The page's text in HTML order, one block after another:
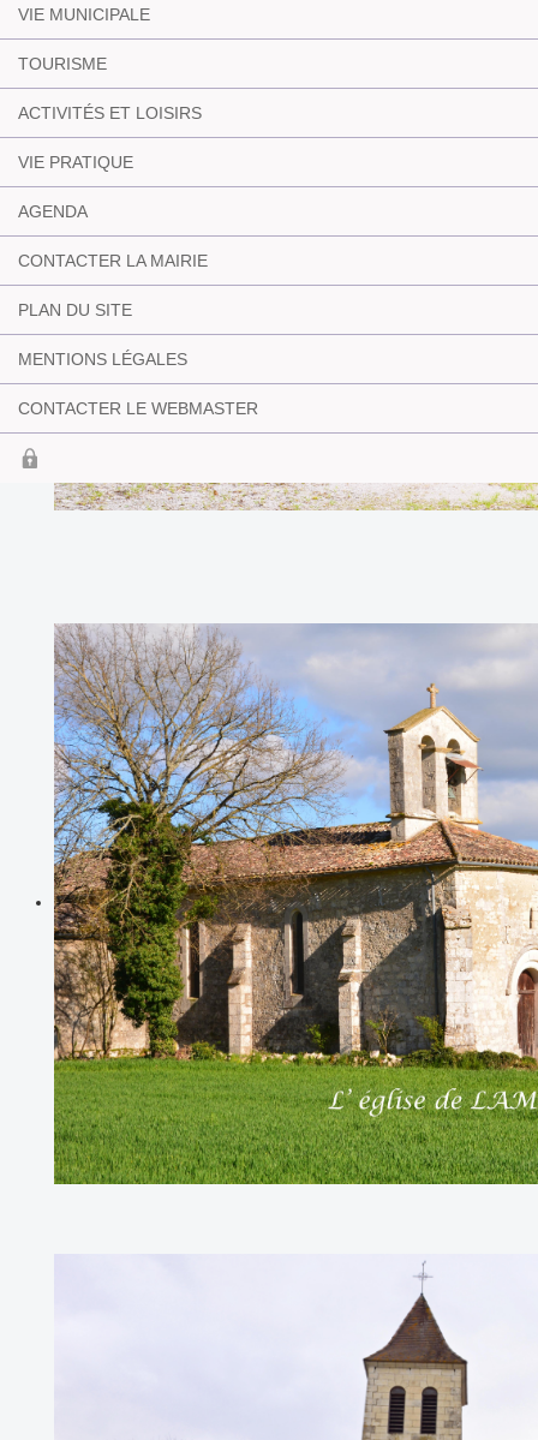
VIE MUNICIPALE
TOURISME
ACTIVITÉS ET LOISIRS
VIE PRATIQUE
AGENDA
CONTACTER LA MAIRIE
PLAN DU SITE
MENTIONS LÉGALES
CONTACTER LE WEBMASTER